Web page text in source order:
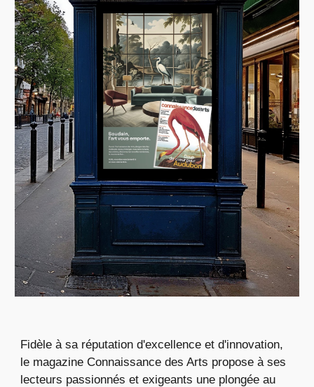
Fidèle à sa réputation d'excellence et d'innovation,
le magazine Connaissance des Arts propose à ses
lecteurs passionnés et exigeants une plongée au